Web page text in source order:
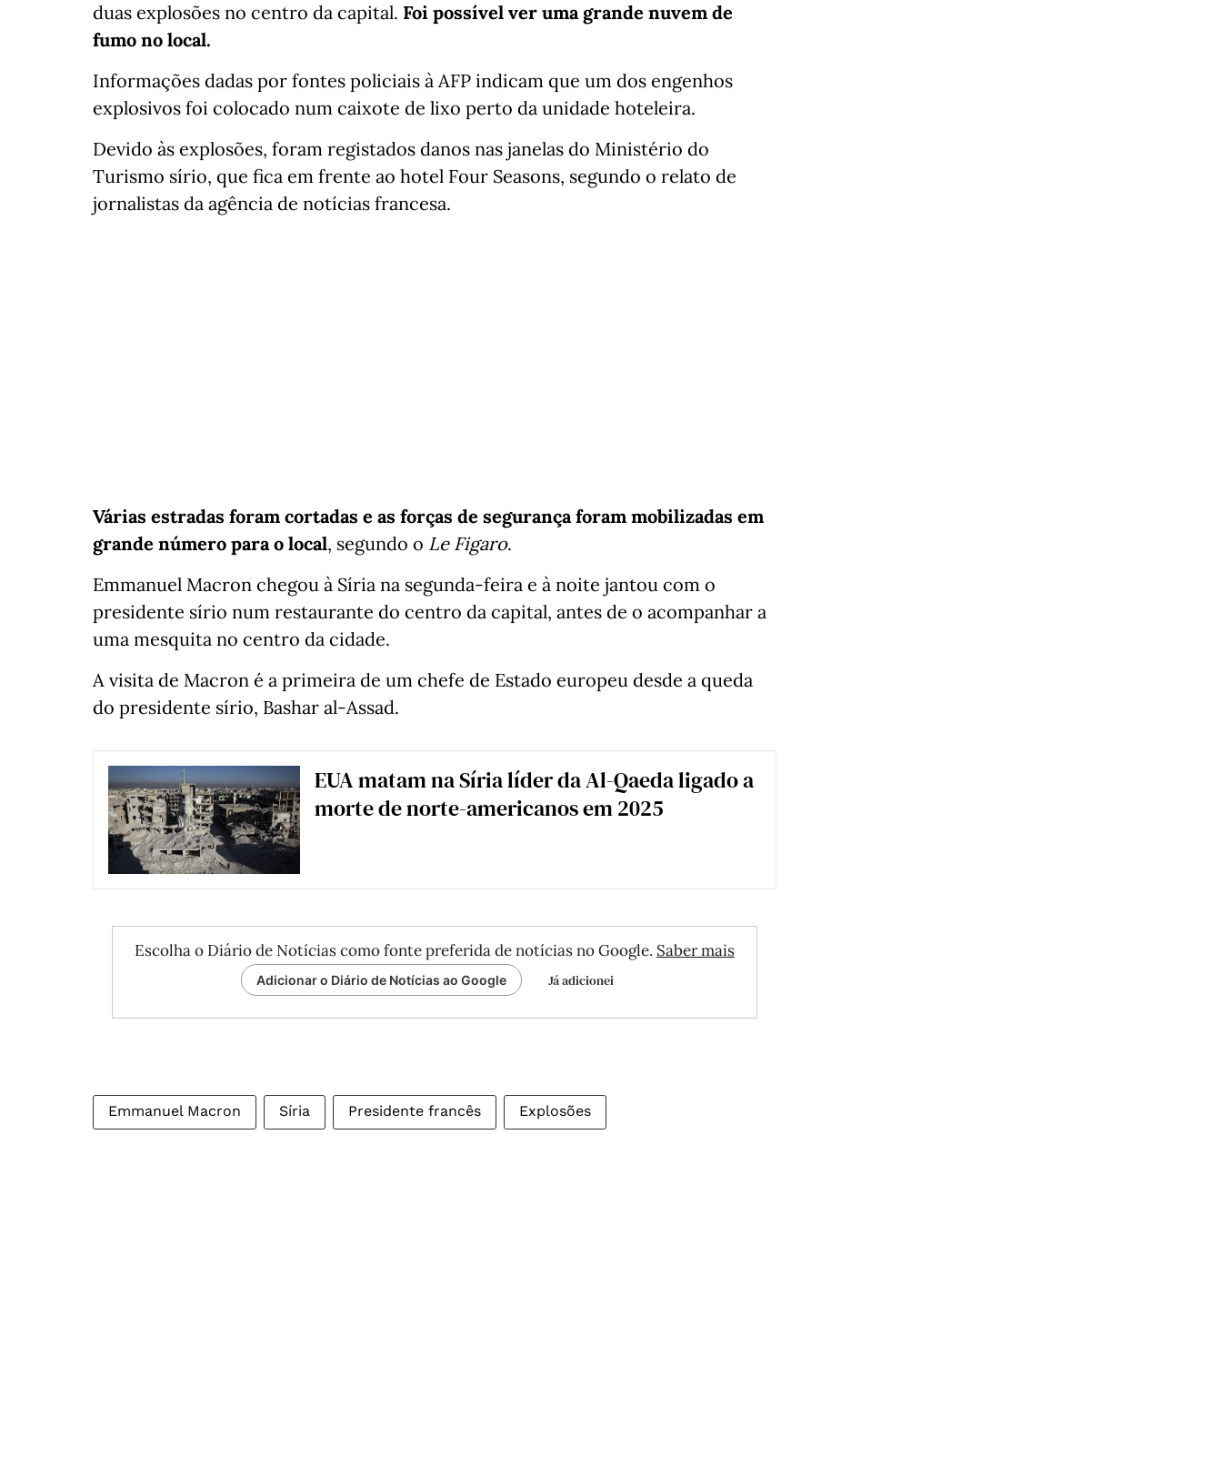
duas explosões no centro da capital. Foi possível ver uma grande nuvem de
fumo no local.
Informações dadas por fontes policiais à AFP indicam que um dos engenhos
explosivos foi colocado num caixote de lixo perto da unidade hoteleira.
Devido às explosões, foram registados danos nas janelas do Ministério do
Turismo sírio, que fica em frente ao hotel Four Seasons, segundo o relato de
jornalistas da agência de notícias francesa.
Várias estradas foram cortadas e as forças de segurança foram mobilizadas em
grande número para o local, segundo o Le Figaro.
Emmanuel Macron chegou à Síria na segunda-feira e à noite jantou com o
presidente sírio num restaurante do centro da capital, antes de o acompanhar a
uma mesquita no centro da cidade.
A visita de Macron é a primeira de um chefe de Estado europeu desde a queda
do presidente sírio, Bashar al-Assad.
EUA matam na Síria líder da Al-Qaeda ligado a
morte de norte-americanos em 2025
Escolha o Diário de Notícias como fonte preferida de notícias no Google. Saber mais
Adicionar o Diário de Notícias ao Google Já adicionei
Emmanuel Macron Síria Presidente francês Explosões